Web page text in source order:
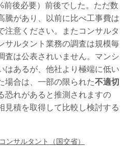
前後必要）前後でした。ただ数
騰があり、以前に比べ工事費は
注意ください。またコンサルタ
サルタント業務の調査は規模毎
査は公表されいません。マンシ
はあるが、他社より極端に低い
場合は、一部の限られた不適切
恐れがあると推測されますの
見積を取得して比較し検討する
ンサルタント（国交省）